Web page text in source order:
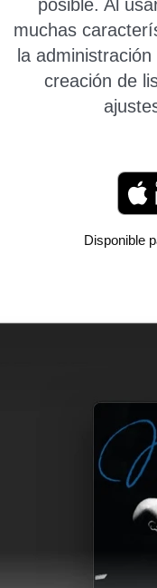
posible. Al
muchas
la
creación de
Disponible